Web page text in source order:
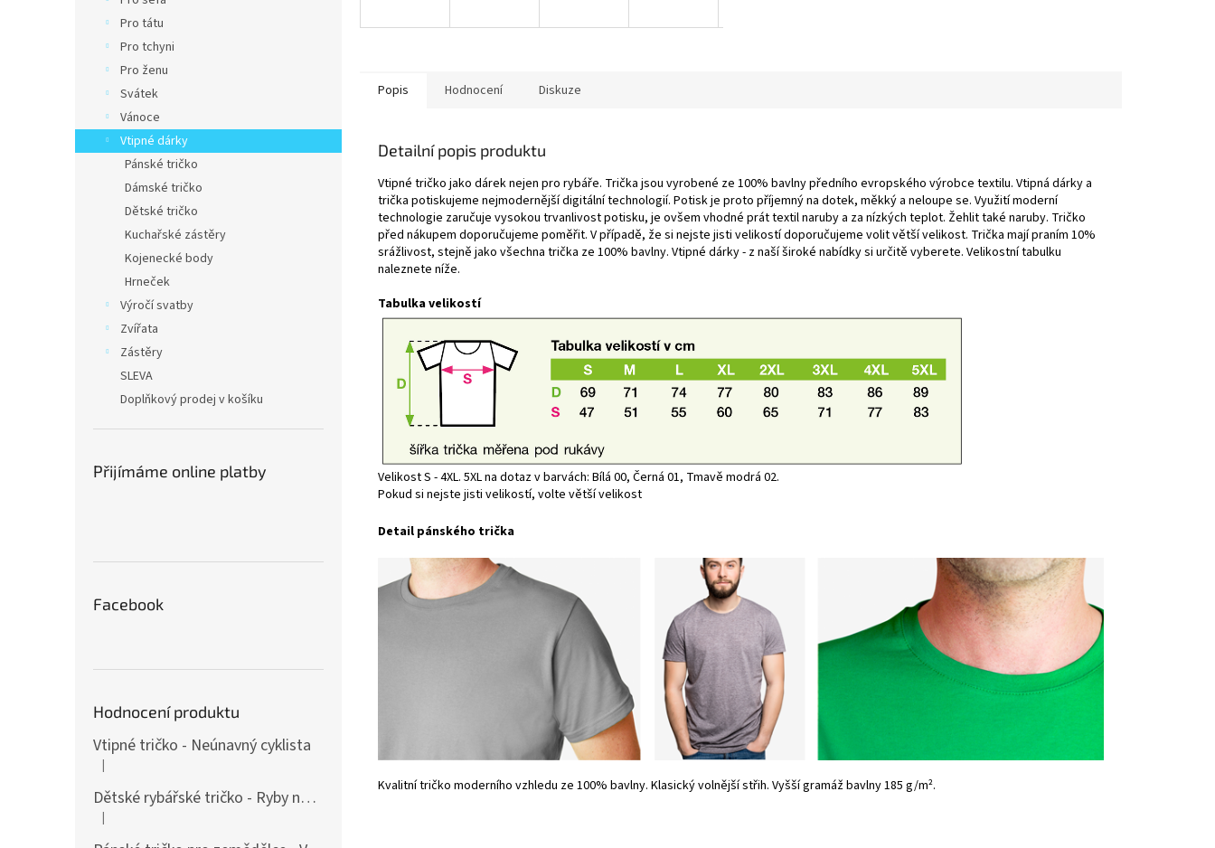
Pro tátu
Pro tchyni
Pro ženu
Svátek
Vánoce
Vtipné dárky
Pánské tričko
Dámské tričko
Dětské tričko
Kuchařské zástěry
Kojenecké body
Hrneček
Výročí svatby
Zvířata
Zástěry
SLEVA
Doplňkový prodej v košíku
Přijímáme online platby
Facebook
Hodnocení produktu
Vtipné tričko - Neúnavný cyklista
Hodnocení produktu je 4 z 5 hvězdiček.
|
Dětské rybářské tričko - Ryby našich vod
Hodnocení produktu je 4 z 5 hvězdiček.
|
Popis Hodnocení Diskuze
Detailní popis produktu
Vtipné tričko jako dárek nejen pro rybáře. Trička jsou vyrobené ze 100% bavlny předního evropského výrobce textilu. Vtipná dárky a
trička potiskujeme nejmodernější digitální technologií. Potisk je proto příjemný na dotek, měkký a neloupe se. Využití moderní
technologie zaručuje vysokou trvanlivost potisku, je ovšem vhodné prát textil naruby a za nízkých teplot. Žehlit také naruby. Tričko
před nákupem doporučujeme poměřit. V případě, že si nejste jisti velikostí doporučujeme volit větší velikost. Trička mají praním 10%
srážlivost, stejně jako všechna trička ze 100% bavlny. Vtipné dárky - z naší široké nabídky si určitě vyberete. Velikostní tabulku
naleznete níže.
Tabulka velikostí
Velikost S - 4XL. 5XL na dotaz v barvách: Bílá 00, Černá 01, Tmavě modrá 02.
Pokud si nejste jisti velikostí, volte větší velikost
Detail pánského trička
Kvalitní tričko moderního vzhledu ze 100% bavlny. Klasický volnější střih. Vyšší gramáž bavlny 185 g/m².